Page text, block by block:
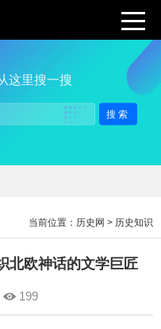
这里搜一搜
搜索
当前位置： 历史网 > 历史知识
北欧神话的文学巨匠
199